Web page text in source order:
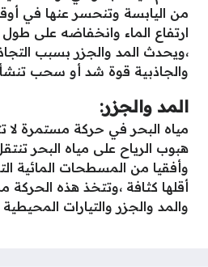
من اليابسة وتنحسر عنها في
ارتفاع الماء وانخفاضه على
،ويحدث المد والجزر بسبب
والجاذبية قوة شد أو سحب
المد والجزر:
مياه البحر في حركة مستمرة لا
هبوب الرياح على مياه البحر
وأفقيا من المسطحات المائية
أقلها كثافة ،وتتخذ هذه الحركة
والمد والجزر والتيارات المحيطية